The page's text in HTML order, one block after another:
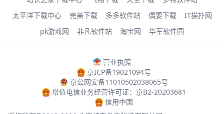
太平洋下载中心
完美下载 多多软件站 偶要下载
IT猫扑网
pk游戏网
非凡软件站 淘宝网 华军软件园
营业执照
京ICP备19021094号
京公网安备11010502038065号
增值电信业务经营许可证：京B2-20203681
信用中国